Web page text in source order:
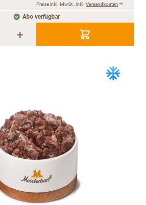
Preise inkl. MwSt., inkl. Versandkosten **
Abo verfügbar
+